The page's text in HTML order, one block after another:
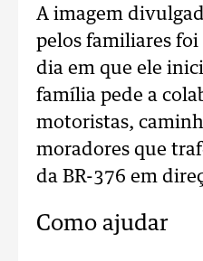
A imagem
pelos familiares
dia em que ele
família pede a
motoristas,
moradores que
da BR-376 em
Como ajudar